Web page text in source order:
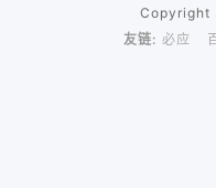
Copyright
友链: 必应